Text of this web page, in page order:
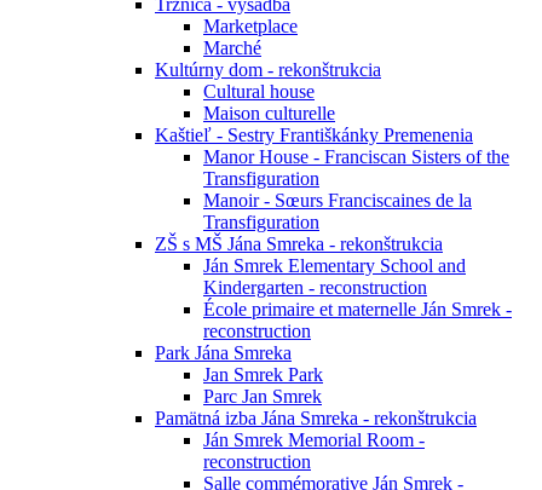
Tržnica - výsadba
Marketplace
Marché
Kultúrny dom - rekonštrukcia
Cultural house
Maison culturelle
Kaštieľ - Sestry Františkánky Premenenia
Manor House - Franciscan Sisters of the
Transfiguration
Manoir - Sœurs Franciscaines de la
Transfiguration
ZŠ s MŠ Jána Smreka - rekonštrukcia
Ján Smrek Elementary School and
Kindergarten - reconstruction
École primaire et maternelle Ján Smrek -
reconstruction
Park Jána Smreka
Jan Smrek Park
Parc Jan Smrek
Pamätná izba Jána Smreka - rekonštrukcia
Ján Smrek Memorial Room -
reconstruction
Salle commémorative Ján Smrek -